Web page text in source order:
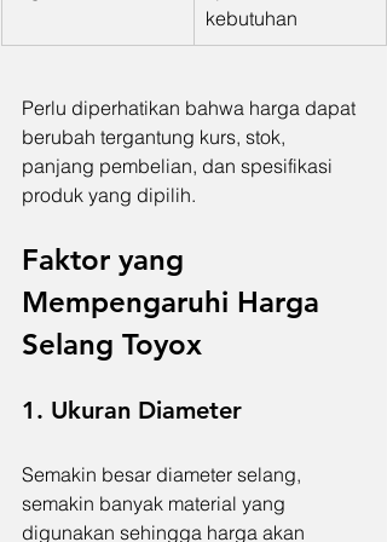
kebutuhan
Perlu diperhatikan bahwa harga dapat
berubah tergantung kurs, stok,
panjang pembelian, dan spesifikasi
produk yang dipilih.
Faktor yang
Mempengaruhi Harga
Selang Toyox
1. Ukuran Diameter
Semakin besar diameter selang,
semakin banyak material yang
digunakan sehingga harga akan